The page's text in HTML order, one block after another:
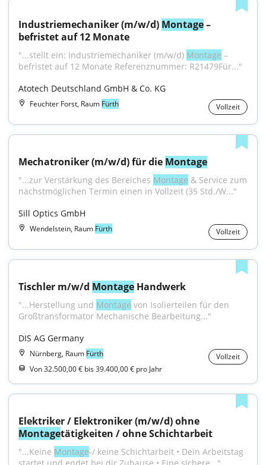
Industriemechaniker (m/w/d) Montage –
befristet auf 12 Monate
"...stellt ein: Industriemechaniker (m/w/d) Montage –
befristet auf 12 Monate Referenznummer: R21479Für..."
Atotech Deutschland GmbH & Co. KG
Feuchter Forst, Raum Fürth Vollzeit
Mechatroniker (m/w/d) für die Montage
"...zur Verstärkung des Bereiches Montage & Service zum
nächstmöglichen Termin einen in Vollzeit (35 Std./W..."
Sill Optics GmbH
Wendelstein, Raum Fürth Vollzeit
Tischler m/w/d Montage Handwerk
"...Herstellung und Montage von Isolierteilen für den
Großtransformator Mechanische Bearbeitung..."
DIS AG Germany
Nürnberg, Raum Fürth
Vollzeit
Von 32.500,00 € bis 39.400,00 € pro Jahr
Montagetätigkeiten / ohne Schichtarbeit
"...Keine Montage-/ keine Schichtarbeit • Dein Arbeitstag